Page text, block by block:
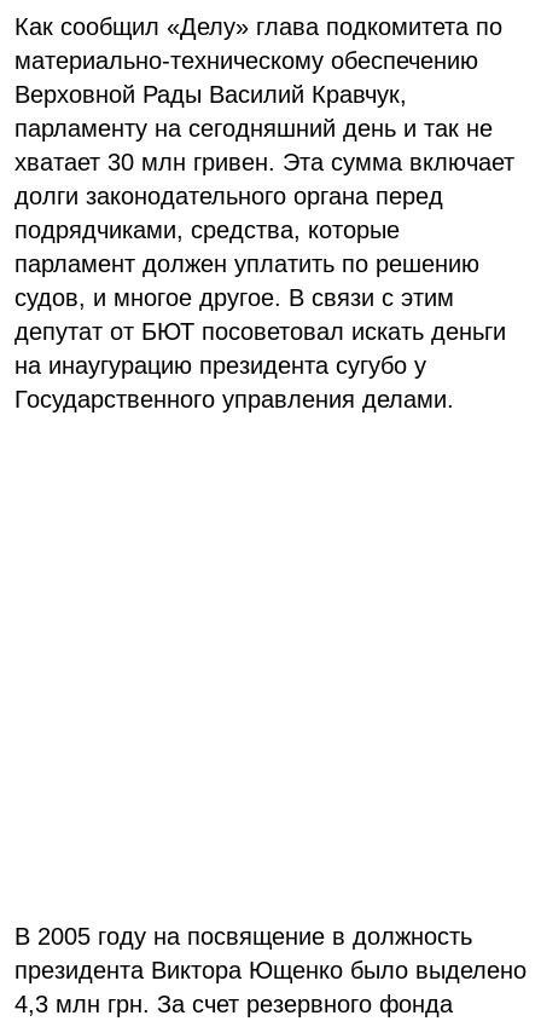
Как сообщил «Делу» глава подкомитета по
материально-техническому обеспечению
Верховной Рады Василий Кравчук,
парламенту на сегодняшний день и так не
хватает 30 млн гривен. Эта сумма включает
долги законодательного органа перед
подрядчиками, средства, которые
парламент должен уплатить по решению
судов, и многое другое. В связи с этим
депутат от БЮТ посоветовал искать деньги
на инаугурацию президента сугубо у
Государственного управления делами.
В 2005 году на посвящение в должность
президента Виктора Ющенко было выделено
4,3 млн грн. За счет резервного фонда